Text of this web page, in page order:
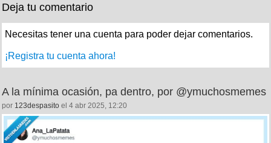
Deja tu comentario
Necesitas tener una cuenta para poder dejar comentarios.
¡Registra tu cuenta ahora!
A la mínima ocasión, pa dentro, por @ymuchosmemes
por 123despasito el 4 abr 2025, 12:20